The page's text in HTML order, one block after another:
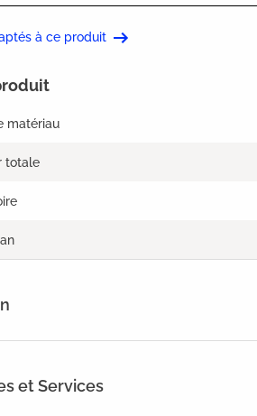
à ce produit
et Services
matériau
totale